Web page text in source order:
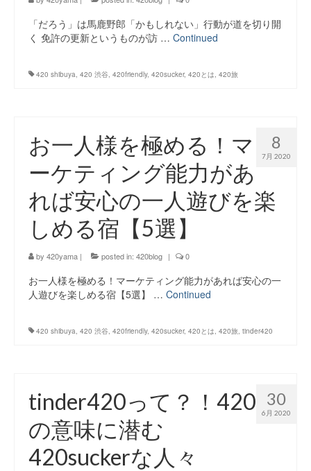
「だろう」は馬鹿野郎「かもしれない」行動が道を切り開
く 免許の更新というものが訪 … Continued
420 shibuya 420 渋谷 420friendly, 420sucker, 420とは 420旅
8
7月 2020
お一人様を極める！マ
ーケティング能力があ
れば安心の一人遊びを楽
しめる宿【5選】
by 420yama | posted in: 420blog | 0
お一人様を極める！マーケティング能力があれば安心の一
人遊びを楽しめる宿【5選】 … Continued
420 shibuya 420 渋谷 420friendly, 420sucker, 420とは 420旅 tinder420
30
6月 2020
tinder420って？！420
の意味に潜む
420suckerな人々